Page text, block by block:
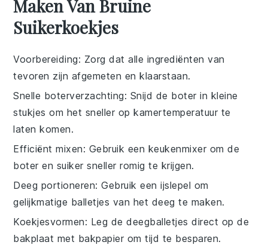
Maken Van Bruine
Suikerkoekjes
Voorbereiding: Zorg dat alle ingrediënten van
tevoren zijn afgemeten en klaarstaan.
Snelle boterverzachting: Snijd de boter in kleine
stukjes om het sneller op kamertemperatuur te
laten komen.
Efficiënt mixen: Gebruik een keukenmixer om de
boter en suiker sneller romig te krijgen.
Deeg portioneren: Gebruik eenijslepel om
gelijkmatige balletjes van het deeg te maken.
Koekjesvormen: Leg dedeegballetjes direct op de
bakplaat met bakpapier om tijd te besparen.